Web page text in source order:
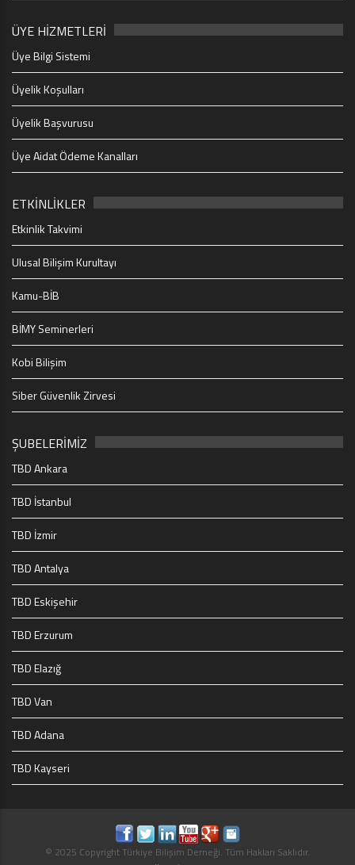
ÜYE HİZMETLERİ
Üye Bilgi Sistemi
Üyelik Koşulları
Üyelik Başvurusu
Üye Aidat Ödeme Kanalları
ETKİNLİKLER
Etkinlik Takvimi
Ulusal Bilişim Kurultayı
Kamu-BİB
BİMY Seminerleri
Kobi Bilişim
Siber Güvenlik Zirvesi
ŞUBELERİMİZ
TBD Ankara
TBD İstanbul
TBD İzmir
TBD Antalya
TBD Eskişehir
TBD Erzurum
TBD Elazığ
TBD Van
TBD Adana
TBD Kayseri
© 2025 Copyright Türkiye Bilişim Derneği. Tüm Hakları Saklıdır.